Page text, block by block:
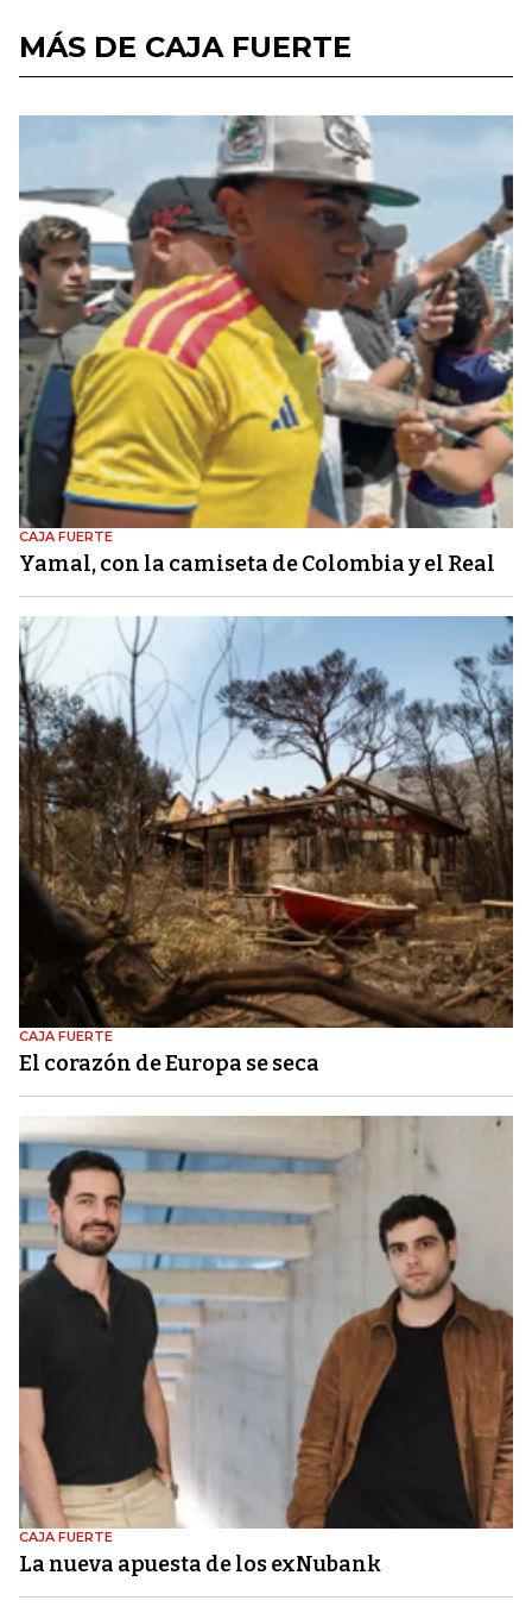
MÁS DE CAJA FUERTE
CAJA FUERTE
Yamal, con la camiseta de Colombia y el Real
CAJA FUERTE
El corazón de Europa se seca
CAJA FUERTE
La nueva apuesta de los exNubank